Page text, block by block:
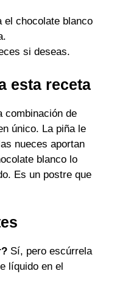
chocolate blanco
si deseas.
esta receta
combinación de
único. La piña le
nueces aportan
blanco lo
Es un postre que
Sí, pero escúrrela
líquido en el